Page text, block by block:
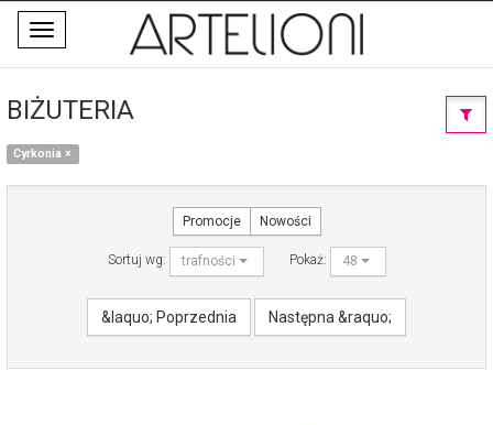
Toggle
navigation
BIŻUTERIA
Cyrkonia×
Promocje Nowości
Sortuj wg: trafności Pokaż: 48
&laquo; Poprzednia Następna &raquo;